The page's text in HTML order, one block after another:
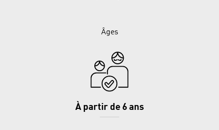
Âges
À partir de 6 ans